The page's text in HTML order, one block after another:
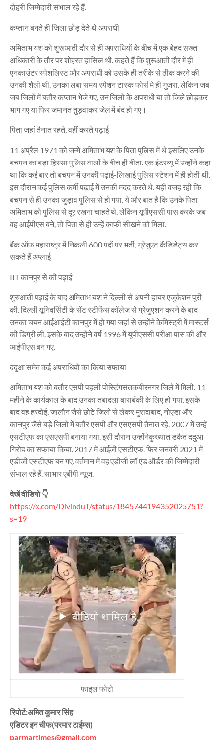
दोहरी जिम्मेदारी संभाल रहे हैं.
कप्तान बनते ही जिला छोड़ देते थे अपराधी
अमिताभ यश को शुरूआती दौर से ही अपराधियों के बीच में एक बेहद सख्त
अधिकारी के तौर पर शोहरत हासिल थी. कहते हैं कि शुरूआती दौर में ही
एनकाउंटर स्पेशलिस्ट और अपराधी को उसके ही तरीके से ठीक करने की
उनकी शैली थी. उनका लंबा समय स्पेशन टास्क फोर्स में ही गुजरा. लेकिन जब
जब जिलों में बतौर कप्तान भेजे गए, उन जिलों के अपराधी या तो जिले छोड़कर
भाग गए या फिर जमानत तुड़वाकर जेल में बंद हो गए।
पिता जहां तैनात रहते, वहीं करते पढ़ाई
11 अप्रैल 1971 को जन्मे अमिताभ यश के पिता पुलिस में थे इसलिए उनके
बचपन का बड़ा हिस्सा पुलिस वालों के बीच ही बीता. एक इंटरव्यू में उन्होंने कहा
था कि कई बार तो बचपन में उनकी पढ़ाई-लिखाई पुलिस स्टेशन में ही होती थी.
इस दौरान कई पुलिस कर्मी पढ़ाई में उनकी मदद करते थे. यही वजह रही कि
बचपन से ही उनका जुड़ाव पुलिस से हो गया. ये और बात है कि उनके पिता
अमिताभ को पुलिस से दूर रखना चाहते थे, लेकिन यूपीएससी पास करके जब
वह आईपीएस बने, तो पिता से ही उन्हें काफी सीखने को मिला.
बैंक ऑफ महाराष्ट्र में निकली 600 पदों पर भर्ती, ग्रेजुएट कैंडिडेट्स कर
सकते हैं अप्लाई
IIT कानपुर से की पढ़ाई
शुरुआती पढ़ाई के बाद अमिताभ यश ने दिल्ली से अपनी हायर एजुकेशन पूरी
की. दिल्ली यूनिवर्सिटी के सेंट स्टीफेंस कॉलेज से ग्रेजुएशन करने के बाद
उनका चयन आईआईटी कानपुर में हो गया जहां से उन्होंने केमिस्ट्री में मास्टर्स
की डिग्री ली. इसके बाद उन्होंने वर्ष 1996 में यूपीएससी परीक्षा पास की और
आईपीएस बन गए.
ददुआ समेत कई अपराधियों का किया सफाया
अमिताभ यश को बतौर एसपी पहली पोस्टिंगसंतकबीरनगर जिले में मिली. 11
महीने के कार्यकाल के बाद उनका तबादला बाराबंकी के लिए हो गया. इसके
बाद वह हरदोई, जालौन जैसे छोटे जिलों से लेकर मुरादाबाद, नोएडा और
कानपुर जैसे बड़े जिलों में बतौर एसपी और एसएसपी तैनात रहे. 2007 में उन्हें
एसटीएफ का एसएसपी बनाया गया. इसी दौरान उन्होंनेकुख्यात डकैत ददुआ
गिरोह का सफाया किया. 2017 में आईजी एसटीएफ, फिर जनवरी 2021 में
एडीजी एसटीएफ बन गए. वर्तमान में वह एडीजी लॉ एंड ऑर्डर की जिम्मेदारी
संभाल रहे हैं. साभार एबीपी न्यूज.
देखें वीडियो 👇
https://x.com/DivinduT/status/1845744194352025751?
s=19
फाइल फोटो
रिपोर्ट:अमित कुमार सिंह
एडिटर इन चीफ(परमार टाईम्स)
parmartimes@gmail.com